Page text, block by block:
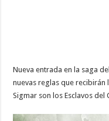
Nueva entrada en la saga
nuevas reglas que
Sigmar son los Esclavos del